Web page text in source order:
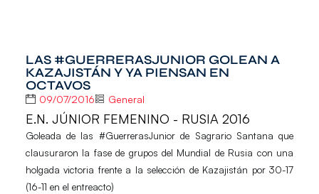
LAS #GUERRERASJUNIOR GOLEAN A
KAZAJISTÁN Y YA PIENSAN EN
OCTAVOS
09/07/2016 General
E.N. JÚNIOR FEMENINO - RUSIA 2016
Goleada de las #GuerrerasJunior de Sagrario Santana que
clausuraron la fase de grupos del Mundial de Rusia con una
holgada victoria frente a la selección de Kazajistán por 30-17
(16-11 en el entreacto)